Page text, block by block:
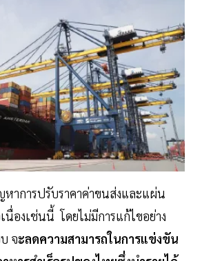
าการปรับราคาค่าขนส่งและแผ่น
นื่องเช่นนี้ โดยไม่มีการแก้ไขอย่าง
จะลดความสามารถในการแข่งขัน